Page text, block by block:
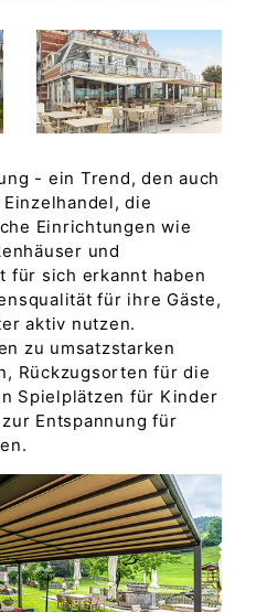
- ein Trend, den auch
die
Einrichtungen wie
und
für sich erkannt haben
für ihre Gäste,
aktiv nutzen.
zu umsatzstarken
Rückzugsorten für die
Spielplätzen für Kinder
Entspannung für